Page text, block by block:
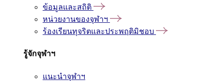
ข้อมูลและสถิติ
หน่วยงานของจุฬาฯ
ร้องเรียนทุจริตและประพฤติมิชอบ
รู้จักจุฬาฯ
แนะนำจุฬาฯ